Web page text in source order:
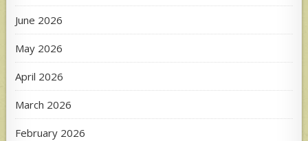
June 2026
May 2026
April 2026
March 2026
February 2026